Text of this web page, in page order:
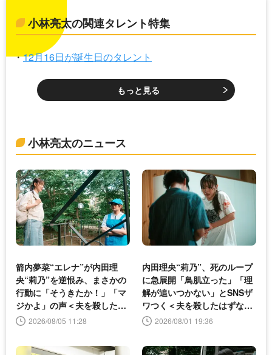
小林亮太の関連タレント特集
12月16日が誕生日のタレント
もっと見る
小林亮太のニュース
箭内夢菜“エレナ”が内田理
央“莉乃”を逆恨み、まさかの
行動に「そうきたか！」「マ
ジかよ」の声＜夫を殺したは
ずなのに＞
2026/08/05 11:28
内田理央“莉乃”、死のループ
に急展開「鳥肌立った」「理
解が追いつかない」とSNSザ
ワつく＜夫を殺したはずなの
に＞2026/08/01 19:36